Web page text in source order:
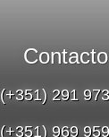
(+351) 291
(+351) 969